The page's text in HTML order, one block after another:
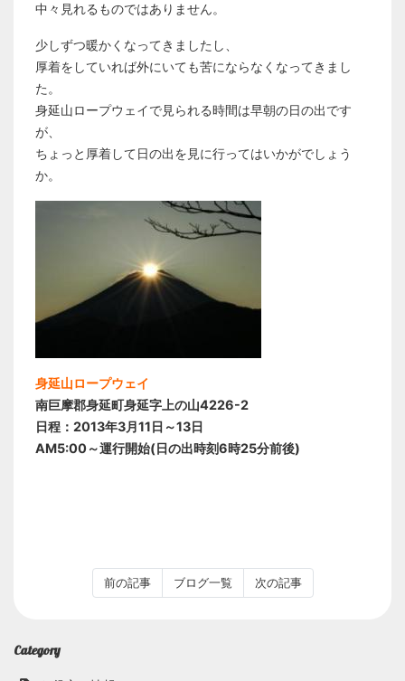
中々見れるものではありません。
少しずつ暖かくなってきましたし、
厚着をしていれば外にいても苦にならなくなってきまし
た。
身延山ロープウェイで見られる時間は早朝の日の出です
が、
ちょっと厚着して日の出を見に行ってはいかがでしょう
か。
身延山ロープウェイ
南巨摩郡身延町身延字上の山4226-2
日程：2013年3月11日～13日
AM5:00～運行開始(日の出時刻6時25分前後)
前の記事 ブログ一覧 次の記事
Category